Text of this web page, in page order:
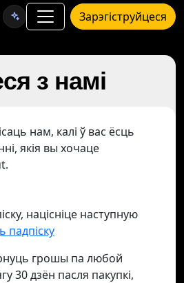
Зарэгіструйцеся
з намі
нам, калі ў вас ёсць
якія вы хочаце
націсніце наступную
падпіску
грошы па любой
30 дзён пасля пакупкі,